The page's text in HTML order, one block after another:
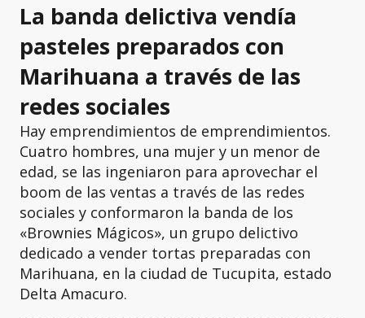
La banda delictiva vendía
pasteles preparados con
Marihuana a través de las
redes sociales
Hay emprendimientos de emprendimientos.
Cuatro hombres, una mujer y un menor de
edad, se las ingeniaron para aprovechar el
boom de las ventas a través de las redes
sociales y conformaron la banda de los
«Brownies Mágicos», un grupo delictivo
dedicado a vender tortas preparadas con
Marihuana, en la ciudad de Tucupita, estado
Delta Amacuro.